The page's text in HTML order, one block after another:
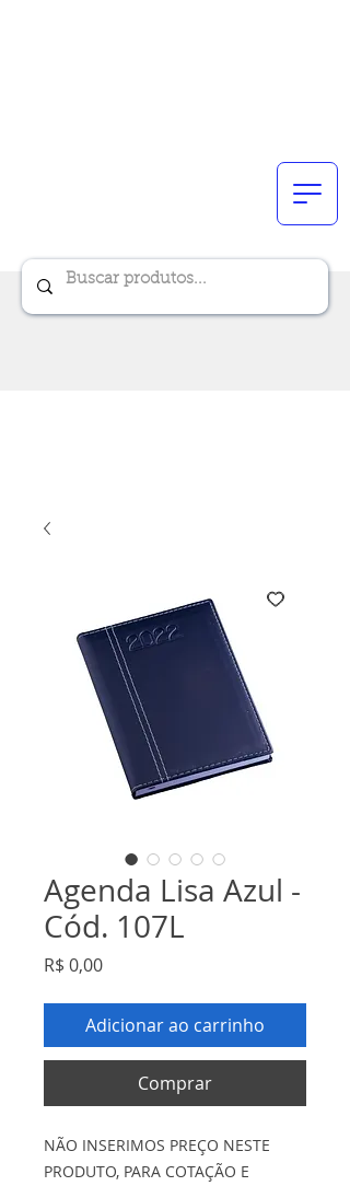
Agenda Lisa Azul -
Cód. 107L
R$ 0,00Preço
Adicionar ao carrinho
Comprar
NÃO INSERIMOS PREÇO NESTE
PRODUTO, PARA COTAÇÃO E